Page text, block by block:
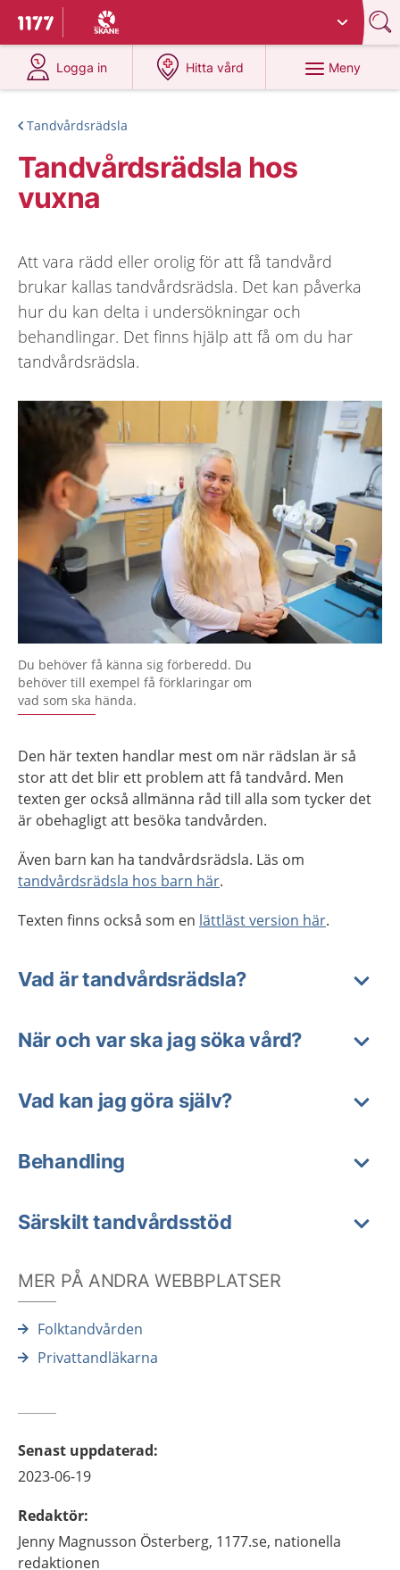
Till startsidan för 1177
Du har valt region
Logga in
på 1177.se
Hitta vård
på 1177.se
Meny
Tandvårdsrädsla
Tandvårdsrädsla hos
vuxna
Att vara rädd eller orolig för att få tandvård
brukar kallas tandvårdsrädsla. Det kan påverka
hur du kan delta i undersökningar och
behandlingar. Det finns hjälp att få om du har
tandvårdsrädsla.
Du behöver få känna sig förberedd. Du
behöver till exempel få förklaringar om
vad som ska hända.
Den här texten handlar mest om när rädslan är så
stor att det blir ett problem att få tandvård. Men
texten ger också allmänna råd till alla som tycker det
är obehagligt att besöka tandvården.
Även barn kan ha tandvårdsrädsla. Läs om
tandvårdsrädsla hos barn här.
Texten finns också som en lättläst version här.
Vad är tandvårdsrädsla?
När och var ska jag söka vård?
Vad kan jag göra själv?
Behandling
Särskilt tandvårdsstöd
MER PÅ ANDRA WEBBPLATSER
Folktandvården
Privattandläkarna
Senast uppdaterad:
2023-06-19
Redaktör:
Jenny Magnusson Österberg, 1177.se, nationella
redaktionen